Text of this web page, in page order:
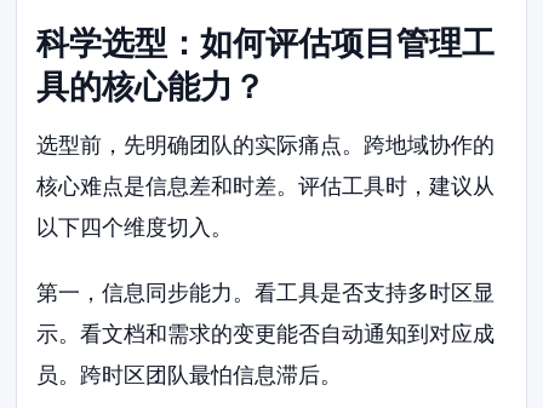
科学选型：如何评估项目管理工
具的核心能力？
选型前，先明确团队的实际痛点。跨地域协作的
核心难点是信息差和时差。评估工具时，建议从
以下四个维度切入。
第一，信息同步能力。看工具是否支持多时区显
示。看文档和需求的变更能否自动通知到对应成
员。跨时区团队最怕信息滞后。